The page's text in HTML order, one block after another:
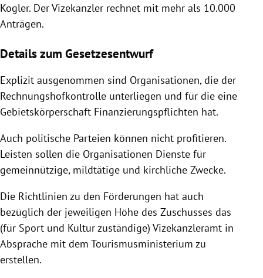
Kogler. Der Vizekanzler rechnet mit mehr als 10.000
Anträgen.
Details zum Gesetzesentwurf
Explizit ausgenommen sind Organisationen, die der
Rechnungshofkontrolle unterliegen und für die eine
Gebietskörperschaft Finanzierungspflichten hat.
Auch politische Parteien können nicht profitieren.
Leisten sollen die Organisationen Dienste für
gemeinnützige, mildtätige und kirchliche Zwecke.
Die Richtlinien zu den Förderungen hat auch
bezüglich der jeweiligen Höhe des Zuschusses das
(für Sport und Kultur zuständige) Vizekanzleramt in
Absprache mit dem Tourismusministerium zu
erstellen.